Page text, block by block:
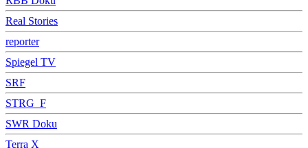
Real Stories
reporter
Spiegel TV
SRF
STRG_F
SWR Doku
Terra X